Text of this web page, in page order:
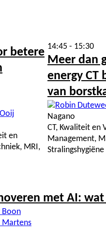
betere
en
MRI,
14:45 - 15:30
Meer dan
energy CT
van
Nagano
CT, Kwaliteit en
Management,
Stralingshygiëne
met AI:
Boon
Martens